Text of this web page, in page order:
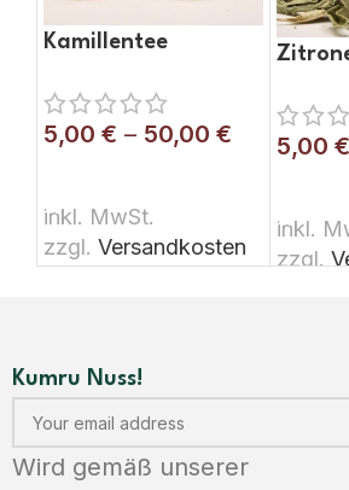
Kamillentee
5,00 € – 50,00 €
inkl. MwSt.
zzgl. Versandkosten
5,00 €
inkl.
zzgl.
Kumru Nuss!
Wird gemäß unserer